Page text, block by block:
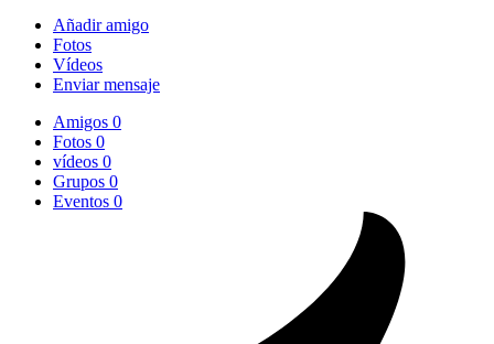
Añadir amigo
Fotos
Vídeos
Enviar mensaje
Amigos 0
Fotos 0
vídeos 0
Grupos 0
Eventos 0